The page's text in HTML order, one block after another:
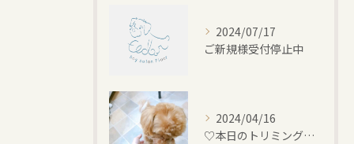
2024/07/17
ご新規様受付停止中
2024/04/16
♡本日のトリミング♡⁠~岡崎トリミングサロン~